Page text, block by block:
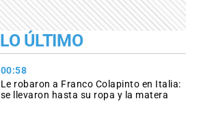
LO ÚLTIMO
00:58
Le robaron a Franco Colapinto en Italia:
se llevaron hasta su ropa y la matera